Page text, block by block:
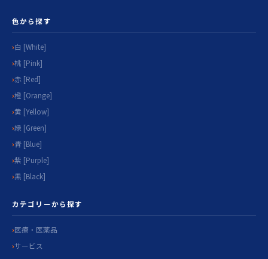
色から探す
白 [White]
桃 [Pink]
赤 [Red]
橙 [Orange]
黄 [Yellow]
緑 [Green]
青 [Blue]
紫 [Purple]
黒 [Black]
カテゴリーから探す
医療・医薬品
サービス